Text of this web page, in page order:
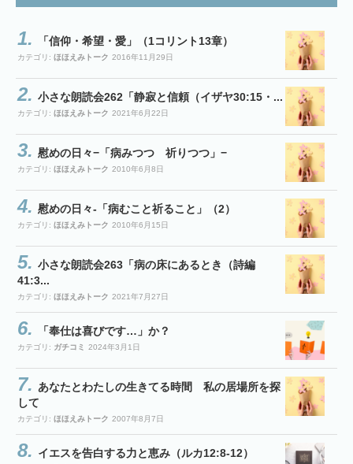
「信仰・希望・愛」（1コリント13章）
カテゴリ: ほほえみトーク 2016年11月29日
小さな朗読会262「静寂と信頼（イザヤ30:15・...
カテゴリ: ほほえみトーク 2021年6月22日
慰めの日々−「病みつつ 祈りつつ」−
カテゴリ: ほほえみトーク 2010年6月8日
慰めの日々-「病むこと祈ること」（2）
カテゴリ: ほほえみトーク 2010年6月15日
小さな朗読会263「病の床にあるとき（詩編
41:3...
カテゴリ: ほほえみトーク 2021年7月27日
「奉仕は喜びです…」か？
カテゴリ: ガチコミ 2024年3月1日
あなたとわたしの生きてる時間 私の居場所を探
して
カテゴリ: ほほえみトーク 2007年8月7日
イエスを告白する力と恵み（ルカ12:8-12）